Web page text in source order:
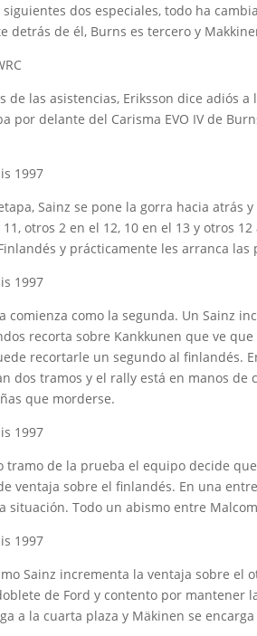
dos especiales, todo ha
detrás de él, Burns es tercero y
de las asistencias, Eriksson dice adiós
por delante del Carisma EVO IV de
Sainz se pone la gorra hacia atrás
otros 2 en el 12, 10 en el 13 y otros
y prácticamente les arranca
comienza como la segunda. Un Sainz
recorta sobre Kankkunen que ve
recortarle un segundo al finlandés.
dos tramos y el rally está en manos
que morderse.
tramo de la prueba el equipo decide
ventaja sobre el finlandés. En una
situación. Todo un abismo entre
Sainz incrementa la ventaja sobre el
de Ford y contento por mantener
a la cuarta plaza y Mäkinen se